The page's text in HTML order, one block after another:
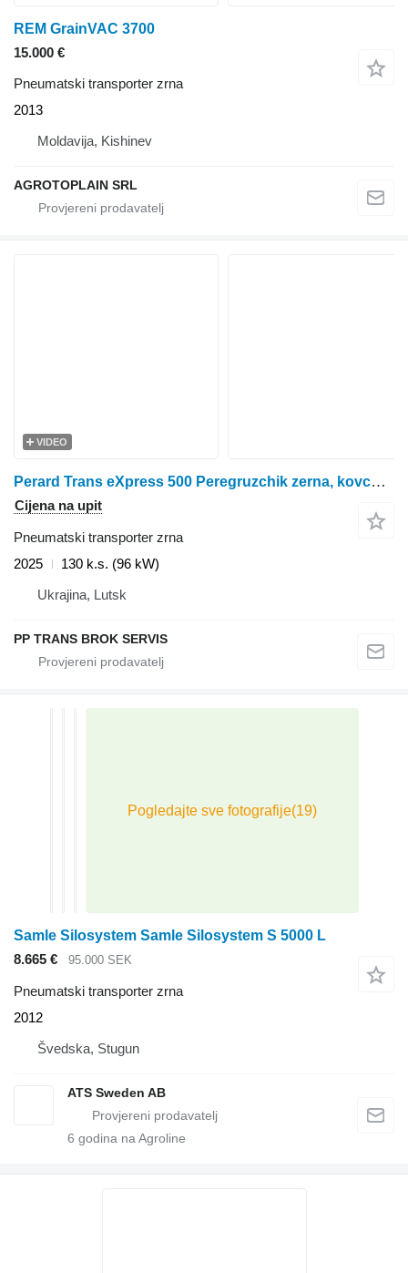
REM GrainVAC 3700
15.000 €
Pneumatski transporter zrna
2013
Moldavija, Kishinev
AGROTOPLAIN SRL
VIDEO
Perard Trans eXpress 500 Peregruzchik zerna, kovcheg
Cijena na upit
Pneumatski transporter zrna
2025
130 k.s. (96 kW)
Ukrajina, Lutsk
PP TRANS BROK SERVIS
Samle Silosystem Samle Silosystem S 5000 L
8.665 €
95.000 SEK
Pneumatski transporter zrna
2012
Švedska, Stugun
ATS Sweden AB
6 godina na Agroline